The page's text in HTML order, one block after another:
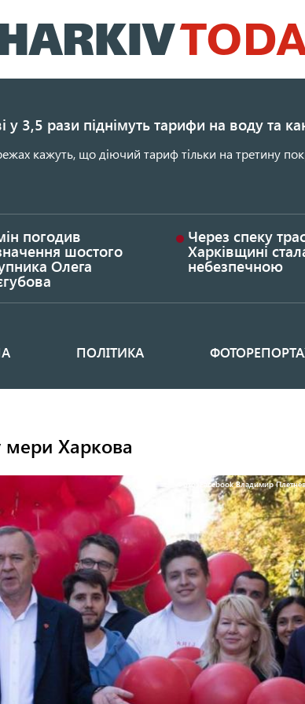
до
основного
у 3,5 рази піднімуть тарифи на воду та
кажуть, що діючий тариф тільки на третину
погодив
шостого
Олега
Через спеку
Харківщині
небезпечною
ПОЛІТИКА
мери Харкова
Фото: Facebook Владимир